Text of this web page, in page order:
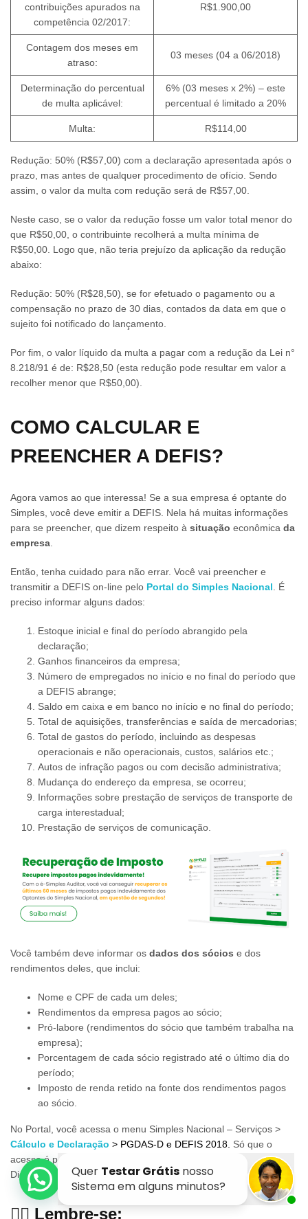
contribuições apurados na
competência 02/2017:
R$1.900,00
Contagem dos meses em
atraso:
03 meses (04 a 06/2018)
Determinação do percentual
de multa aplicável:
6% (03 meses x 2%) – este
percentual é limitado a 20%
Multa: R$114,00
Redução: 50% (R$57,00) com a declaração apresentada após o
prazo, mas antes de qualquer procedimento de ofício. Sendo
assim, o valor da multa com redução será de R$57,00.
Neste caso, se o valor da redução fosse um valor total menor do
que R$50,00, o contribuinte recolherá a multa mínima de
R$50,00. Logo que, não teria prejuízo da aplicação da redução
abaixo:
Redução: 50% (R$28,50), se for efetuado o pagamento ou a
compensação no prazo de 30 dias, contados da data em que o
sujeito foi notificado do lançamento.
Por fim, o valor líquido da multa a pagar com a redução da Lei n°
8.218/91 é de: R$28,50 (esta redução pode resultar em valor a
recolher menor que R$50,00).
COMO CALCULAR E
PREENCHER A DEFIS?
Agora vamos ao que interessa! Se a sua empresa é optante do
Simples, você deve emitir a DEFIS. Nela há muitas informações
para se preencher, que dizem respeito à situação econômica da
empresa.
Então, tenha cuidado para não errar. Você vai preencher e
transmitir a DEFIS on-line pelo Portal do Simples Nacional. É
preciso informar alguns dados:
Estoque inicial e final do período abrangido pela
declaração;
Ganhos financeiros da empresa;
Número de empregados no início e no final do período que
a DEFIS abrange;
Saldo em caixa e em banco no início e no final do período;
Total de aquisições, transferências e saída de mercadorias;
Total de gastos do período, incluindo as despesas
operacionais e não operacionais, custos, salários etc.;
Autos de infração pagos ou com decisão administrativa;
Mudança do endereço da empresa, se ocorreu;
Informações sobre prestação de serviços de transporte de
carga interestadual;
Prestação de serviços de comunicação.
Você também deve informar os dados dos sócios e dos
rendimentos deles, que inclui:
Nome e CPF de cada um deles;
Rendimentos da empresa pagos ao sócio;
Pró-labore (rendimentos do sócio que também trabalha na
empresa);
Porcentagem de cada sócio registrado até o último dia do
período;
Imposto de renda retido na fonte dos rendimentos pagos
ao sócio.
No Portal, você acessa o menu Simples Nacional – Serviços >
Cálculo e Declaração > PGDAS-D e DEFIS 2018. Só que o
acesso é permitido com o “Código de Acesso” ou o “Certificado
Digital”.
👉🏽 Lembre-se: